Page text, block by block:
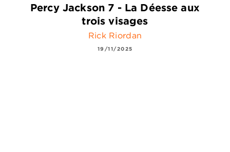
Percy Jackson 7 - La Déesse aux
trois visages
Rick Riordan
19/11/2025